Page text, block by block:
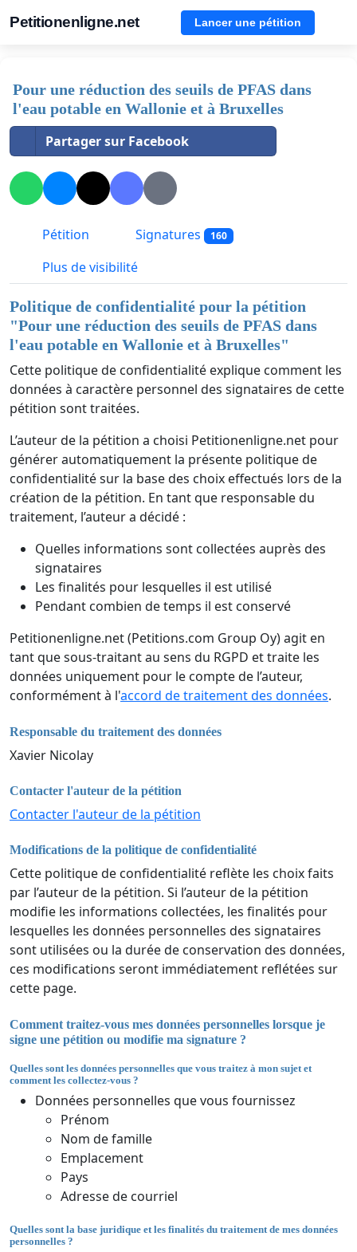
Petitionenligne.net Lancer une pétition
Pour une réduction des seuils de PFAS dans
l'eau potable en Wallonie et à Bruxelles
Partager sur Facebook
Pétition Signatures 160
Plus de visibilité
Politique de confidentialité pour la pétition
"Pour une réduction des seuils de PFAS dans
l'eau potable en Wallonie et à Bruxelles"
Cette politique de confidentialité explique comment les
données à caractère personnel des signataires de cette
pétition sont traitées.
L’auteur de la pétition a choisi Petitionenligne.net pour
générer automatiquement la présente politique de
confidentialité sur la base des choix effectués lors de la
création de la pétition. En tant que responsable du
traitement, l’auteur a décidé :
Quelles informations sont collectées auprès des
signataires
Les finalités pour lesquelles il est utilisé
Pendant combien de temps il est conservé
Petitionenligne.net (Petitions.com Group Oy) agit en
tant que sous-traitant au sens du RGPD et traite les
données uniquement pour le compte de l’auteur,
conformément à l'accord de traitement des données.
Responsable du traitement des données
Xavier Nicolay
Contacter l'auteur de la pétition
Contacter l'auteur de la pétition
Modifications de la politique de confidentialité
Cette politique de confidentialité reflète les choix faits
par l’auteur de la pétition. Si l’auteur de la pétition
modifie les informations collectées, les finalités pour
lesquelles les données personnelles des signataires
sont utilisées ou la durée de conservation des données,
ces modifications seront immédiatement reflétées sur
cette page.
Comment traitez-vous mes données personnelles lorsque je
signe une pétition ou modifie ma signature ?
Quelles sont les données personnelles que vous traitez à mon sujet et
comment les collectez-vous ?
Données personnelles que vous fournissez
Prénom
Nom de famille
Emplacement
Pays
Adresse de courriel
Quelles sont la base juridique et les finalités du traitement de mes données
personnelles ?